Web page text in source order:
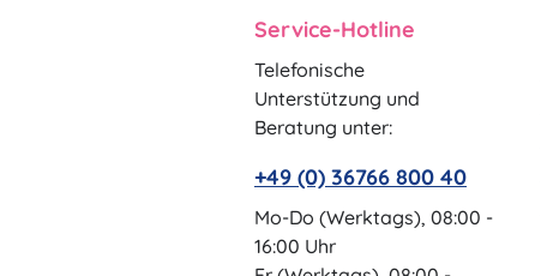
Service-Hotline
Telefonische
Unterstützung und
Beratung unter:
+49 (0) 36766 800 40
Mo-Do (Werktags), 08:00 -
16:00 Uhr